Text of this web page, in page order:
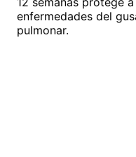
enfermedades del
pulmonar.